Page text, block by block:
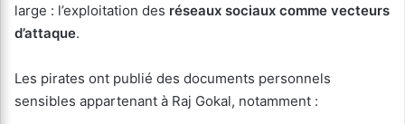
large : l’exploitation des réseaux sociaux comme vecteurs
d’attaque.
Les pirates ont publié des documents personnels
sensibles appartenant à Raj Gokal, notamment :